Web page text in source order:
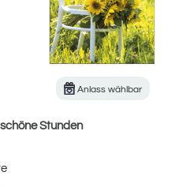
Anlass wählbar
Stunden